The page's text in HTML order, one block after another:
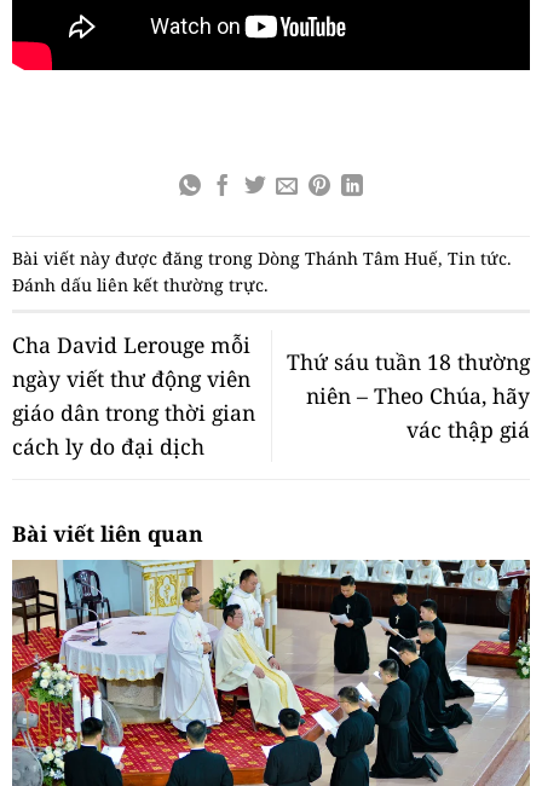
Bài viết này được đăng trong Dòng Thánh Tâm Huế, Tin tức.
Đánh dấu liên kết thường trực.
Cha David Lerouge mỗi
ngày viết thư động viên
giáo dân trong thời gian
cách ly do đại dịch
Thứ sáu tuần 18 thường
niên – Theo Chúa, hãy
vác thập giá
Bài viết liên quan